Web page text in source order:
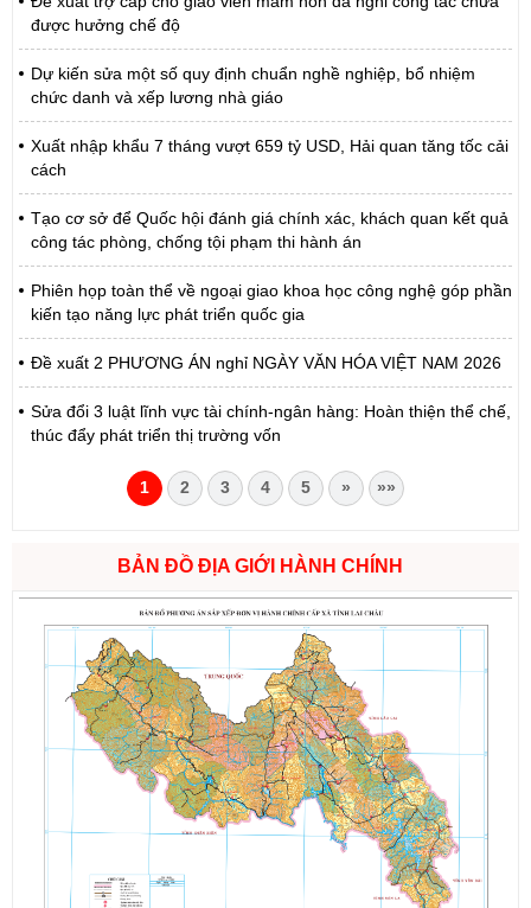
được hưởng chế độ
Dự kiến sửa một số quy định chuẩn nghề nghiệp, bổ nhiệm
chức danh và xếp lương nhà giáo
Xuất nhập khẩu 7 tháng vượt 659 tỷ USD, Hải quan tăng tốc cải
cách
Tạo cơ sở để Quốc hội đánh giá chính xác, khách quan kết quả
công tác phòng, chống tội phạm thi hành án
Phiên họp toàn thể về ngoại giao khoa học công nghệ góp phần
kiến tạo năng lực phát triển quốc gia
Đề xuất 2 PHƯƠNG ÁN nghỉ NGÀY VĂN HÓA VIỆT NAM 2026
Sửa đổi 3 luật lĩnh vực tài chính-ngân hàng: Hoàn thiện thể chế,
thúc đẩy phát triển thị trường vốn
1 2 3 4 5 » »»
BẢN ĐỒ ĐỊA GIỚI HÀNH CHÍNH